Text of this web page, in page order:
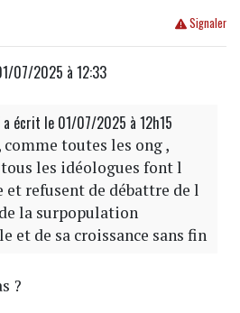
Signaler
07/2025 à 12:33
a écrit le 01/07/2025 à 12h15
comme toutes les ong ,
les idéologues font l
et refusent de débattre de l
la surpopulation
et de sa croissance sans fin
?